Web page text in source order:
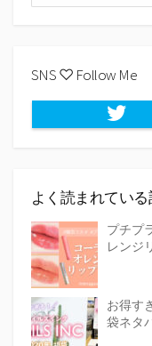
索
SNS ♡ Follow Me
よく読まれてい
プチプ
レンジ
お得す
袋ネタ